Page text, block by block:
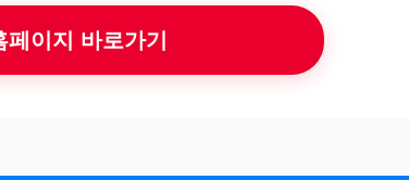
페이지 바로가기